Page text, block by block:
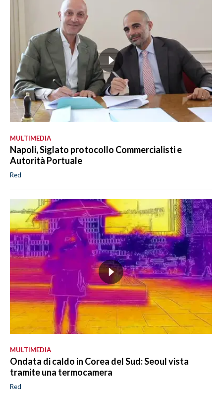
MULTIMEDIA
Napoli, Siglato protocollo Commercialisti e
Autorità Portuale
Red
MULTIMEDIA
Ondata di caldo in Corea del Sud: Seoul vista
tramite una termocamera
Red